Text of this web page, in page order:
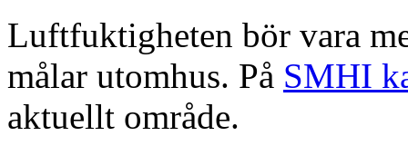
Luftfuktigheten bör vara
målar utomhus. På SMHI
aktuellt område.